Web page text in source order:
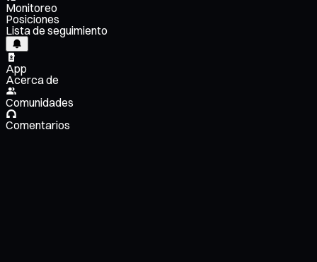
Monitoreo
Posiciones
Lista de seguimiento
App
Acerca de
Comunidades
Comentarios